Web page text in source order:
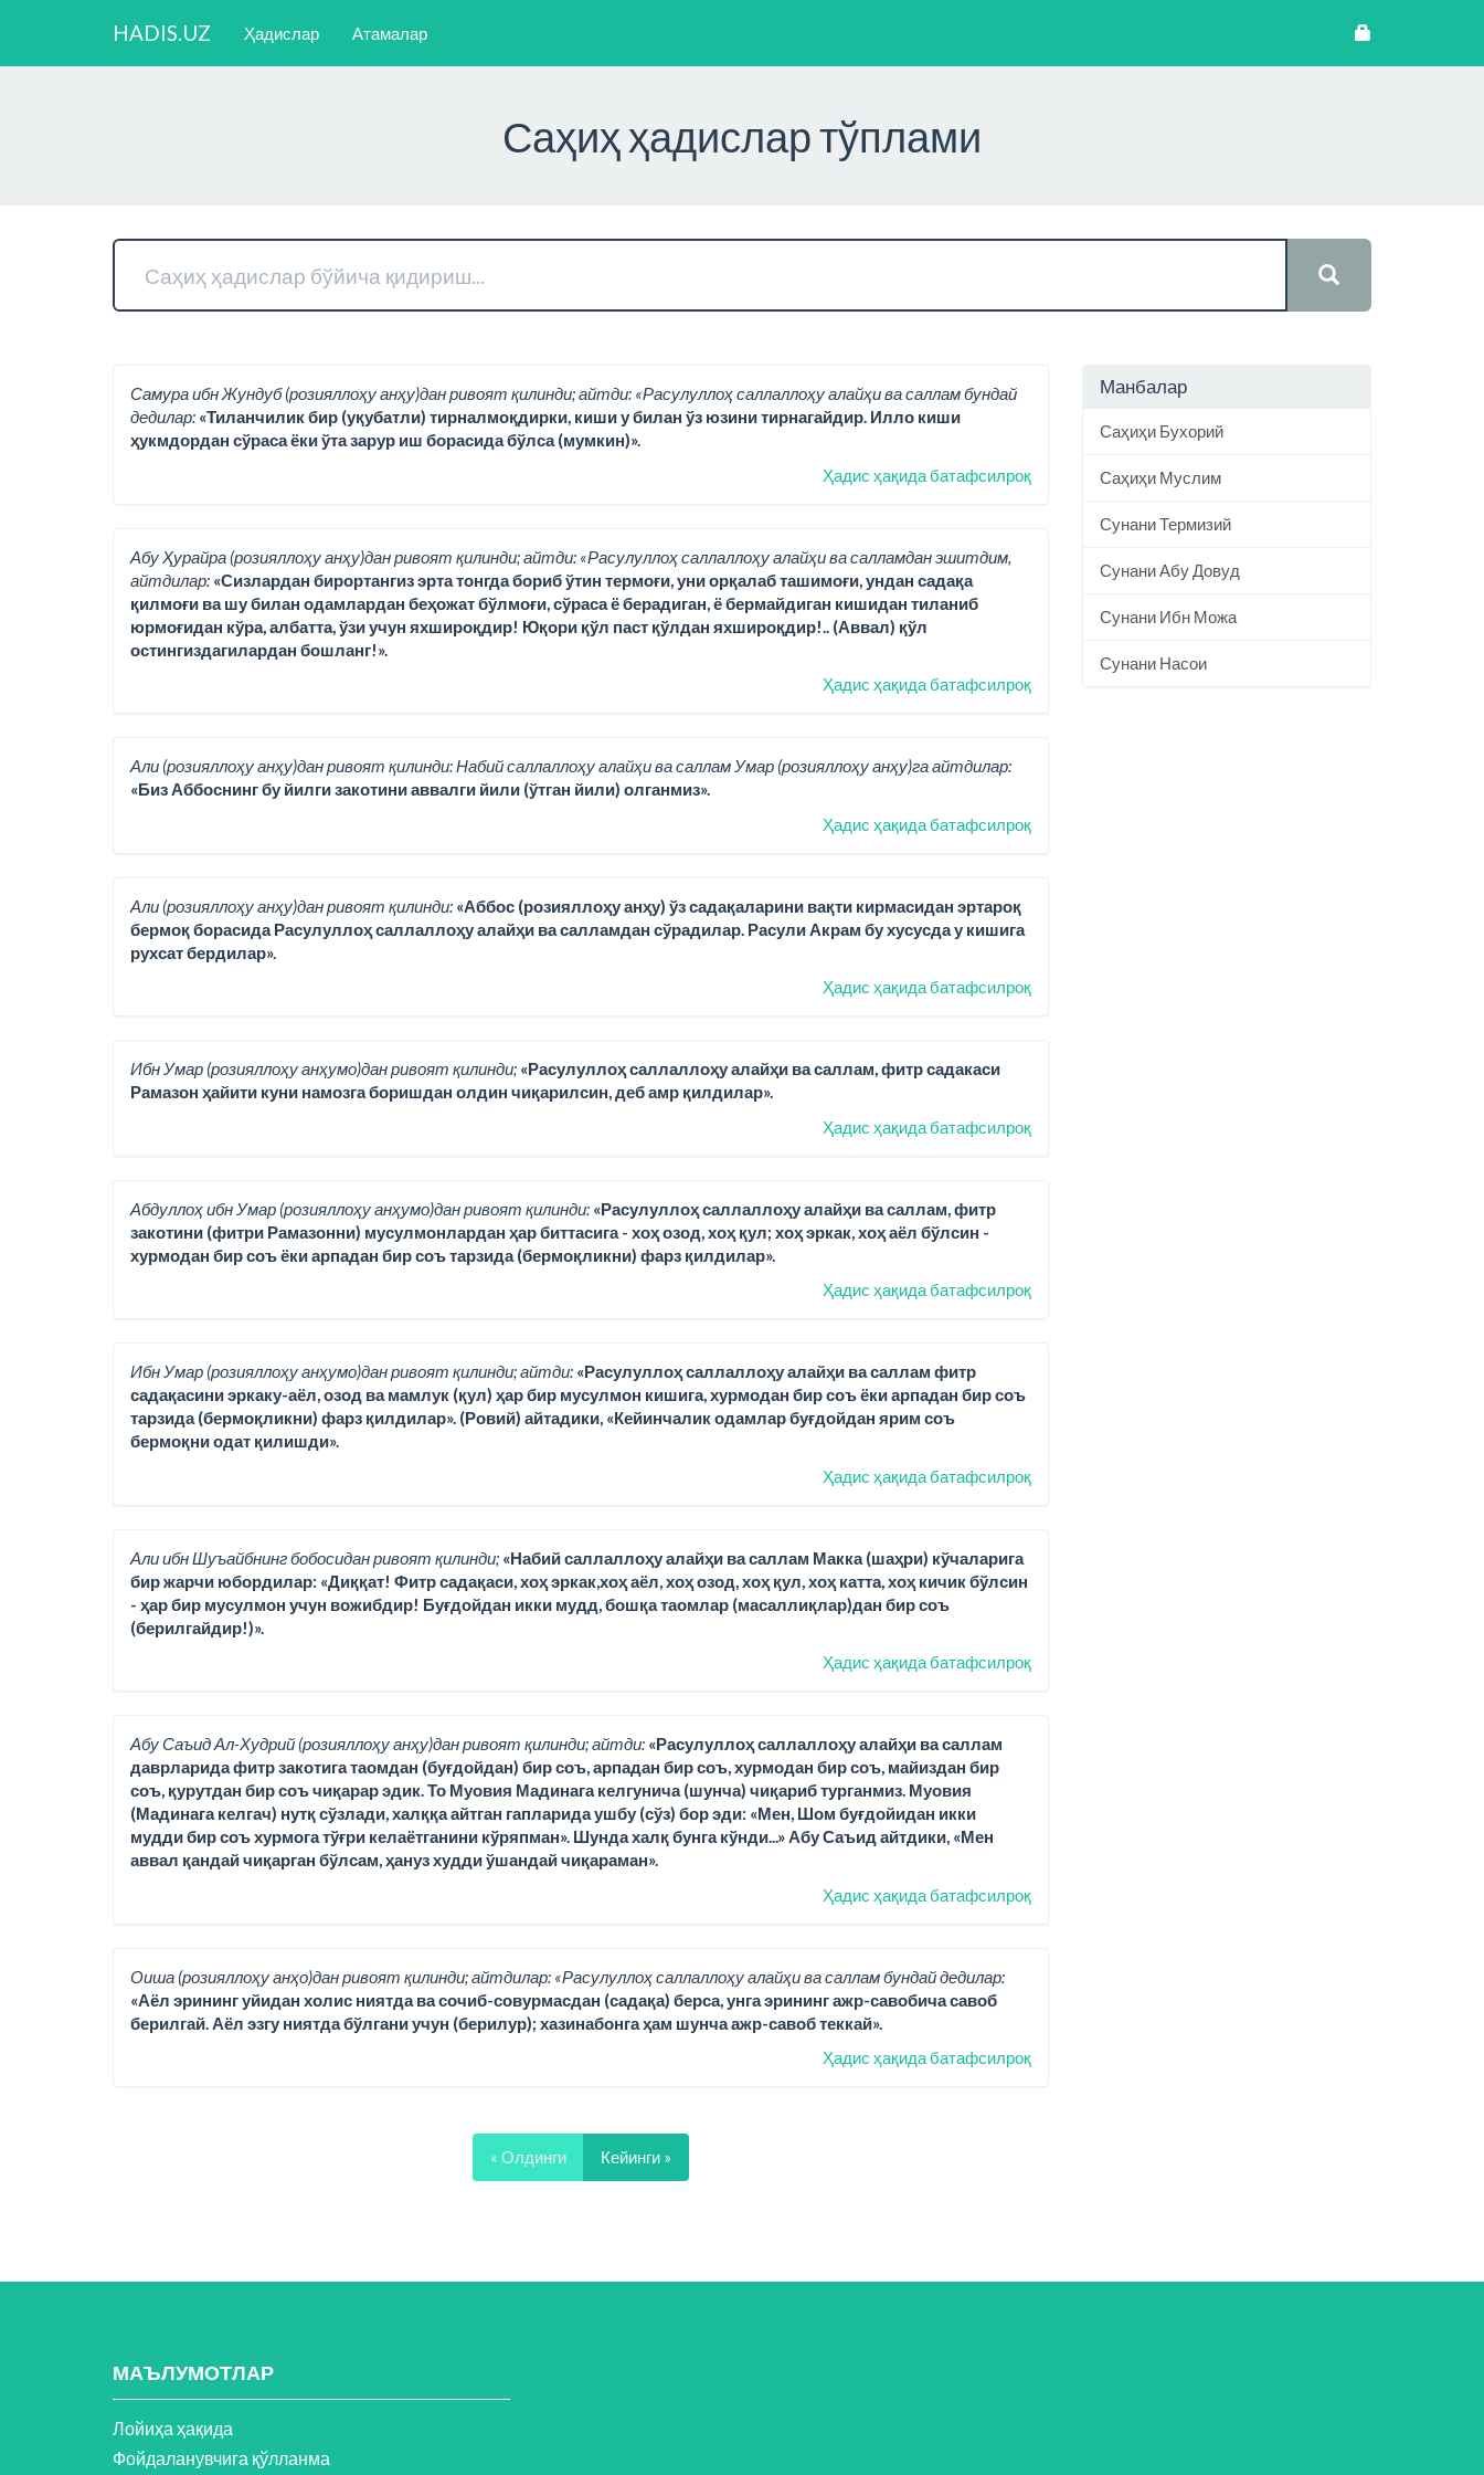
HADIS.UZ Ҳадислар Атамалар
Саҳиҳ ҳадислар тўплами
Самура ибн Жундуб (розияллоҳу анҳу)дан ривоят қилинди; айтди: «Расулуллоҳ саллаллоҳу алайҳи ва саллам бундай
дедилар: «Тиланчилик бир (уқубатли) тирналмоқдирки, киши у билан ўз юзини тирнагайдир. Илло киши
ҳукмдордан сўраса ёки ўта зарур иш борасида бўлса (мумкин)».
Ҳадис ҳақида батафсилроқ
Абу Ҳурайра (розияллоҳу анҳу)дан ривоят қилинди; айтди: «Расулуллоҳ саллаллоҳу алайҳи ва салламдан эшитдим,
айтдилар: «Сизлардан бирортангиз эрта тонгда бориб ўтин термоғи, уни орқалаб ташимоғи, ундан садақа
қилмоғи ва шу билан одамлардан беҳожат бўлмоғи, сўраса ё берадиган, ё бермайдиган кишидан тиланиб
юрмоғидан кўра, албатта, ўзи учун яхшироқдир! Юқори қўл паст қўлдан яхшироқдир!.. (Аввал) қўл
остингиздагилардан бошланг!».
Ҳадис ҳақида батафсилроқ
Али (розияллоҳу анҳу)дан ривоят қилинди: Набий саллаллоҳу алайҳи ва саллам Умар (розияллоҳу анҳу)га айтдилар:
«Биз Аббоснинг бу йилги закотини аввалги йили (ўтган йили) олганмиз».
Ҳадис ҳақида батафсилроқ
Али (розияллоҳу анҳу)дан ривоят қилинди: «Аббос (розияллоҳу анҳу) ўз садақаларини вақти кирмасидан эртароқ
бермоқ борасида Расулуллоҳ саллаллоҳу алайҳи ва салламдан сўрадилар. Расули Акрам бу хусусда у кишига
рухсат бердилар».
Ҳадис ҳақида батафсилроқ
Ибн Умар (розияллоҳу анҳумо)дан ривоят қилинди; «Расулуллоҳ саллаллоҳу алайҳи ва саллам, фитр садакаси
Рамазон ҳайити куни намозга боришдан олдин чиқарилсин, деб амр қилдилар».
Ҳадис ҳақида батафсилроқ
Абдуллоҳ ибн Умар (розияллоҳу анҳумо)дан ривоят қилинди: «Расулуллоҳ саллаллоҳу алайҳи ва саллам, фитр
закотини (фитри Рамазонни) мусулмонлардан ҳар биттасига - хоҳ озод, хоҳ қул; хоҳ эркак, хоҳ аёл бўлсин -
хурмодан бир соъ ёки арпадан бир соъ тарзида (бермоқликни) фарз қилдилар».
Ҳадис ҳақида батафсилроқ
Ибн Умар (розияллоҳу анҳумо)дан ривоят қилинди; айтди: «Расулуллоҳ саллаллоҳу алайҳи ва саллам фитр
садақасини эркаку-аёл, озод ва мамлук (қул) ҳар бир мусулмон кишига, хурмодан бир соъ ёки арпадан бир соъ
тарзида (бермоқликни) фарз қилдилар». (Ровий) айтадики, «Кейинчалик одамлар буғдойдан ярим соъ
бермоқни одат қилишди».
Ҳадис ҳақида батафсилроқ
Али ибн Шуъайбнинг бобосидан ривоят қилинди; «Набий саллаллоҳу алайҳи ва саллам Макка (шаҳри) кўчаларига
бир жарчи юбордилар: «Диққат! Фитр садақаси, хоҳ эркак,хоҳ аёл, хоҳ озод, хоҳ қул, хоҳ катта, хоҳ кичик бўлсин
- ҳар бир мусулмон учун вожибдир! Буғдойдан икки мудд, бошқа таомлар (масаллиқлар)дан бир соъ
(берилгайдир!)».
Ҳадис ҳақида батафсилроқ
Абу Саъид Ал-Худрий (розияллоҳу анҳу)дан ривоят қилинди; айтди: «Расулуллоҳ саллаллоҳу алайҳи ва саллам
даврларида фитр закотига таомдан (буғдойдан) бир соъ, арпадан бир соъ, хурмодан бир соъ, майиздан бир
соъ, қурутдан бир соъ чиқарар эдик. То Муовия Мадинага келгунича (шунча) чиқариб турганмиз. Муовия
(Мадинага келгач) нутқ сўзлади, халққа айтган гапларида ушбу (сўз) бор эди: «Мен, Шом буғдойидан икки
мудди бир соъ хурмога тўғри келаётганини кўряпман». Шунда халқ бунга кўнди...» Абу Саъид айтдики, «Мен
аввал қандай чиқарган бўлсам, ҳануз худди ўшандай чиқараман».
Ҳадис ҳақида батафсилроқ
Оиша (розияллоҳу анҳо)дан ривоят қилинди; айтдилар: «Расулуллоҳ саллаллоҳу алайҳи ва саллам бундай дедилар:
«Аёл эрининг уйидан холис ниятда ва сочиб-совурмасдан (садақа) берса, унга эрининг ажр-савобича савоб
берилгай. Аёл эзгу ниятда бўлгани учун (берилур); хазинабонга ҳам шунча ажр-савоб теккай».
Ҳадис ҳақида батафсилроқ
« Олдинги Кейинги »
Манбалар
Саҳиҳи Бухорий
Саҳиҳи Муслим
Сунани Термизий
Сунани Абу Довуд
Сунани Ибн Можа
Сунани Насои
МАЪЛУМОТЛАР
Лойиҳа ҳақида
Фойдаланувчига қўлланма